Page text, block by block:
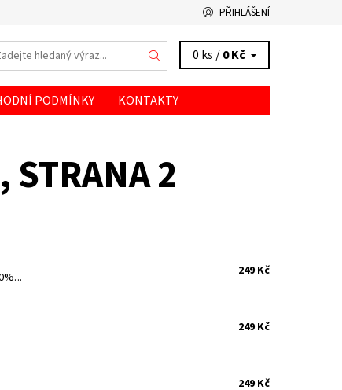
PŘIHLÁŠENÍ
0 ks /0 Kč
PODMÍNKY KONTAKTY
, STRANA 2
249 Kč
249 Kč
249 Kč